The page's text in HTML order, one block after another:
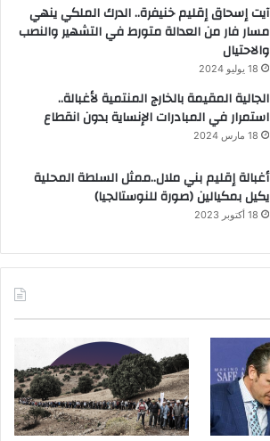
آيت إسحاق إقليم خنيفرة.. الدرك الملكي ينهي
مسار فار من العدالة متورط في التشهير والنصب
والاحتيال
18 يوليو 2024
الجالية المقيمة بالخارج المنتمية لأغبالة..
استمرار في المبادرات الإنساية بدون انقطاع
18 مارس 2024
أغبالة إقليم بني ملال..ممثل السلطة المحلية
يكيل بمكيالين (صورة للنوستالجيا)
18 أكتوبر 2023